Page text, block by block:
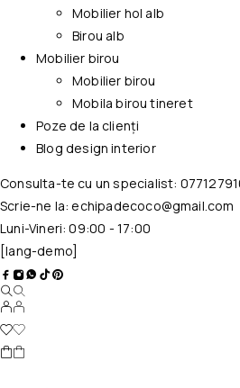
Mobilier hol alb
Birou alb
Mobilier birou
Mobilier birou
Mobila birou tineret
Poze de la clienți
Blog design interior
Consulta-te cu un specialist:
Scrie-ne la:echipadecoco@gmail.com
Luni-Vineri: 09:00 - 17:00
[lang-demo]